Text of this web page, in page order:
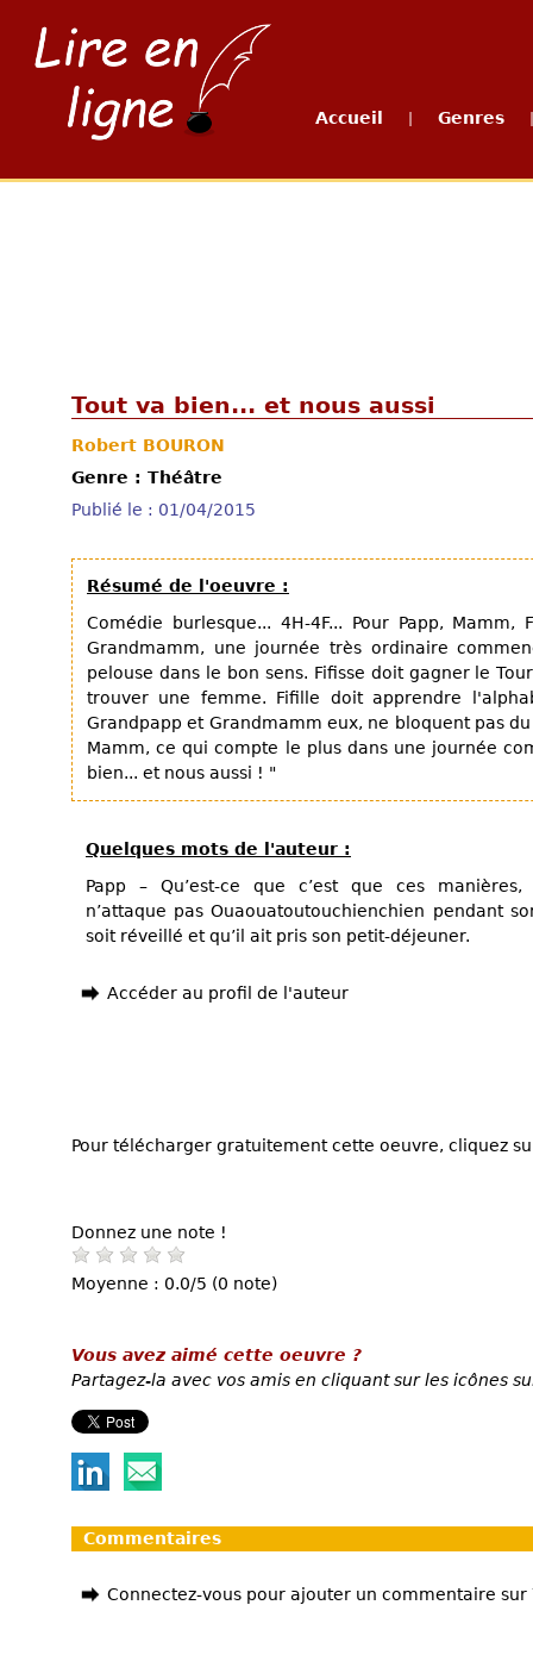
Accueil Genres
Tout va bien... et nous aussi
Robert BOURON
Genre : Théâtre
Publié le : 01/04/2015
Résumé de l'oeuvre :
Comédie burlesque... 4H-4F... Pour Papp, Mamm,
Grandmamm, une journée très ordinaire
pelouse dans le bon sens. Fifisse doit gagner le
trouver une femme. Fifille doit apprendre
Grandpapp et Grandmamm eux, ne bloquent pas
Mamm, ce qui compte le plus dans une journée
bien... et nous aussi ! "
Quelques mots de l'auteur :
Papp – Qu’est-ce que c’est que ces
n’attaque pas Ouaouatoutouchienchien pendant
soit réveillé et qu’il ait pris son petit-déjeuner.
Accéder au profil de l'auteur
Pour télécharger gratuitement cette oeuvre, cliquez
Donnez une note !
Moyenne : 0.0/5 (0 note)
Vous avez aimé cette oeuvre ?
Partagez-la avec vos amis en cliquant sur les icônes
Commentaires
Connectez-vous pour ajouter un commentaire sur